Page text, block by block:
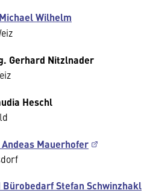
Wilhelm
Gerhard Nitzlnader
Heschl
Mauerhofer
Stefan Schwinzhakl